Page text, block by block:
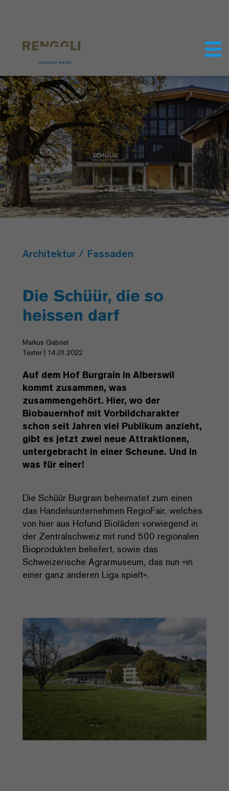
Architektur / Fassaden
Die Schüür, die so
heissen darf
Markus Gabriel
Texter | 14.01.2022
Auf dem Hof Burgrain in Alberswil
kommt zusammen, was
zusammengehört. Hier, wo der
Biobauernhof mit Vorbildcharakter
schon seit Jahren viel Publikum anzieht,
gibt es jetzt zwei neue Attraktionen,
untergebracht in einer Scheune. Und in
was für einer!
Die Schüür Burgrain beheimatet zum einen
das Handelsunternehmen RegioFair, welches
von hier aus Hofund Bioläden vorwiegend in
der Zentralschweiz mit rund 500 regionalen
Bioprodukten beliefert, sowie das
Schweizerische Agrarmuseum, das nun «in
einer ganz anderen Liga spielt».